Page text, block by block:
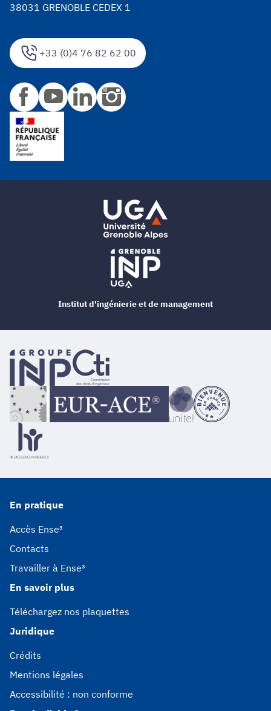
+33 (0)4 76 82 62 00
38031 GRENOBLE CEDEX 1
En pratique
Accès Ense³
Contacts
Travailler à Ense³
En savoir plus
Téléchargez nos plaquettes
Juridique
Crédits
Mentions légales
Accessibilité : non conforme
Institut d'ingénierie et de management